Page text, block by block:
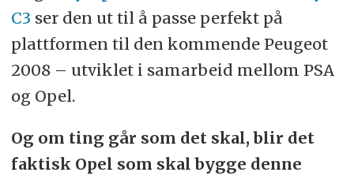
C3 ser den ut til å passe perfekt på
plattformen til den kommende Peugeot
2008 – utviklet i samarbeid mellom PSA
og Opel.
Og om ting går som det skal, blir det
faktisk Opel som skal bygge denne